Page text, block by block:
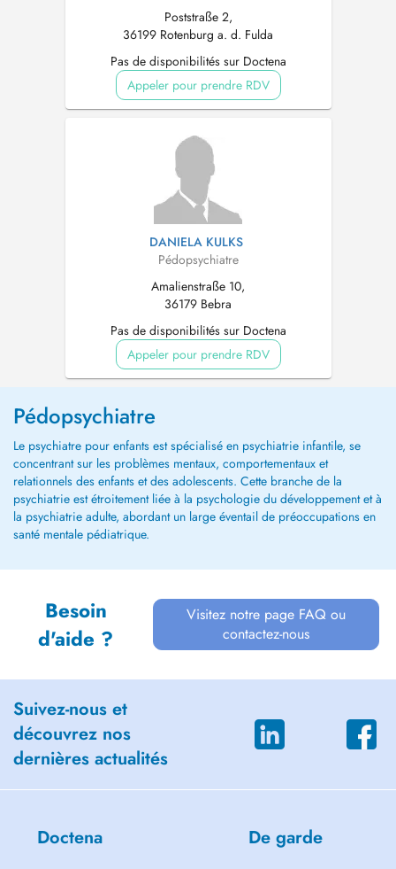
Poststraße 2,
36199 Rotenburg a. d. Fulda
Pas de disponibilités sur Doctena
Appeler pour prendre RDV
DANIELA KULKS
Pédopsychiatre
Amalienstraße 10,
36179 Bebra
Pas de disponibilités sur Doctena
Appeler pour prendre RDV
Pédopsychiatre
Le psychiatre pour enfants est spécialisé en psychiatrie infantile, se
concentrant sur les problèmes mentaux, comportementaux et
relationnels des enfants et des adolescents. Cette branche de la
psychiatrie est étroitement liée à la psychologie du développement et à
la psychiatrie adulte, abordant un large éventail de préoccupations en
santé mentale pédiatrique.
Besoin
d'aide ?
Visitez notre page FAQ ou
contactez-nous
Suivez-nous et
découvrez nos
dernières actualités
Doctena De garde